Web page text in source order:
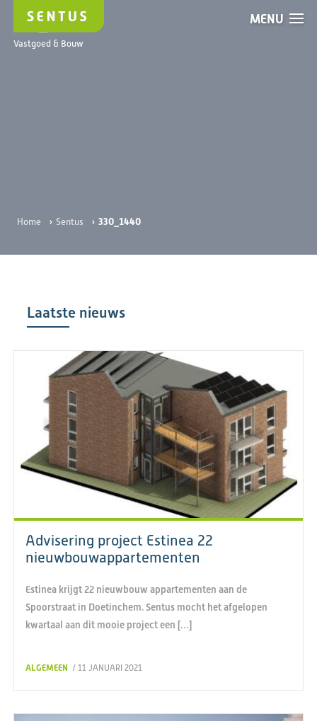
Vastgoed & Bouw
MENU
330_1440
Home › Sentus ›330_1440
Laatste nieuws
Advisering project Estinea 22
nieuwbouwappartementen
Estinea krijgt 22 nieuwbouw appartementen aan de
Spoorstraat in Doetinchem. Sentus mocht het afgelopen
kwartaal aan dit mooie project een […]
ALGEMEEN / 11 JANUARI 2021